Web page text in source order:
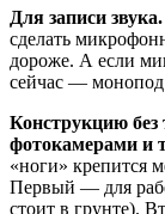
Для записи звука.
сделать
дороже. А если
сейчас — монопод
Конструкцию без
фотокамерами и
«ноги» крепится
Первый — для
стоит в грунте).